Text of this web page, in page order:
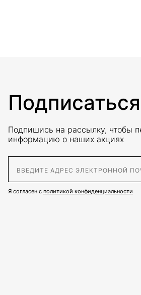
Подписаться
Подпишись на рассылку, чтобы
информацию о наших акциях
Я согласен с политикой конфиденциальности